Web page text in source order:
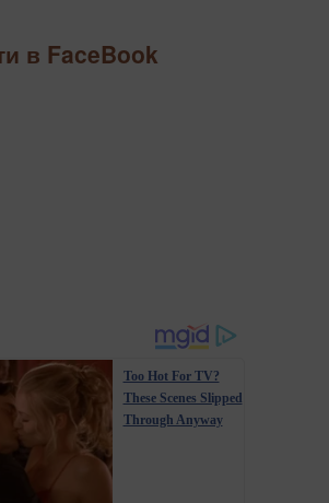
в FaceBook
Too Hot For TV?
These Scenes Slipped
Through Anyway